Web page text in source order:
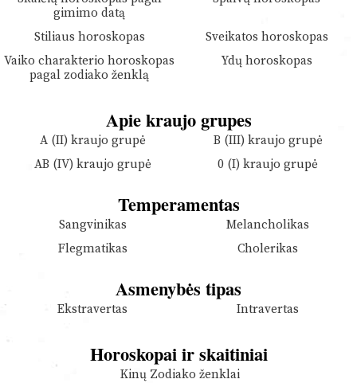
gimimo datą
Stiliaus horoskopas
Sveikatos horoskopas
Vaiko charakterio horoskopas
pagal zodiako ženklą
Ydų horoskopas
Apie kraujo grupes
A (II) kraujo grupė
B (III) kraujo grupė
AB (IV) kraujo grupė
0 (I) kraujo grupė
Temperamentas
Sangvinikas
Melancholikas
Flegmatikas
Cholerikas
Asmenybės tipas
Ekstravertas Intravertas
Horoskopai ir skaitiniai
Kinų Zodiako ženklai